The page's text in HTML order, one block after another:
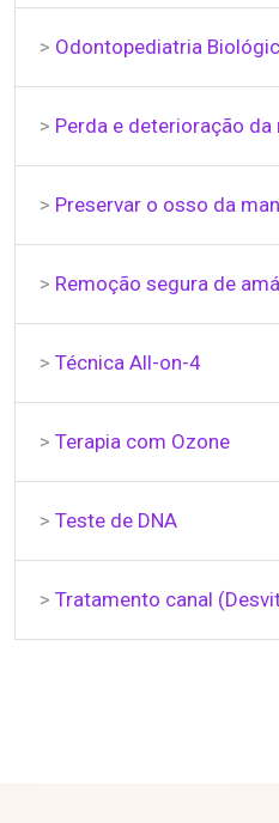
> Odontopediatria
> Perda e deterioração da
> Preservar o osso da
> Remoção segura de
> Técnica All-on-4
> Terapia com Ozone
> Teste de DNA
> Tratamento canal